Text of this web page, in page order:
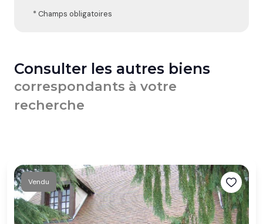
* Champs obligatoires
Consulter les autres biens
correspondants à votre
recherche
Vendu